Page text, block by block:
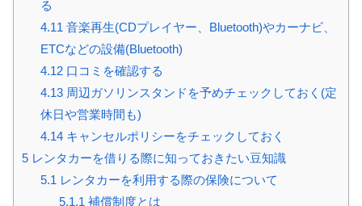
る
4.11音楽再生(CDプレイヤー、Bluetooth)やカーナビ、
ETCなどの設備(Bluetooth)
4.12口コミを確認する
4.13周辺ガソリンスタンドを予めチェックしておく(定
休日や営業時間も)
4.14キャンセルポリシーをチェックしておく
5 レンタカーを借りる際に知っておきたい豆知識
5.1レンタカーを利用する際の保険について
5.1.1補償制度とは